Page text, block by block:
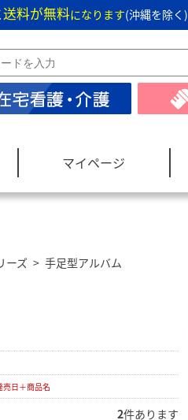
送料が無料になります(沖縄を除く)
マイページ
ーズ > 手足型アルバム
売日＋商品名
2件あります